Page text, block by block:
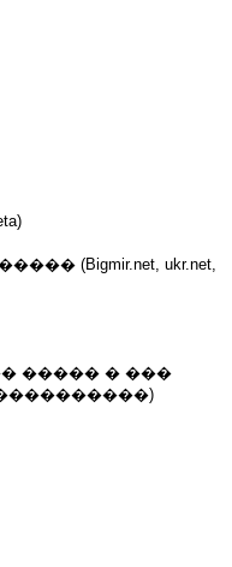
ukr.net,
����� � ���